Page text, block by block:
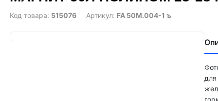
Код товара: 515076 Артикул: FA 50М.004-1 ъ